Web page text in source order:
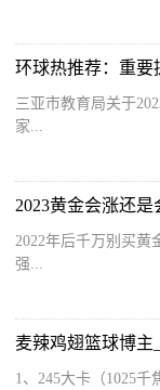
三亚市教育局关于
家...
2023黄金会涨还是
2022年后千万别买黄
强...
麦辣鸡翅篮球博主
1、245大卡（1025